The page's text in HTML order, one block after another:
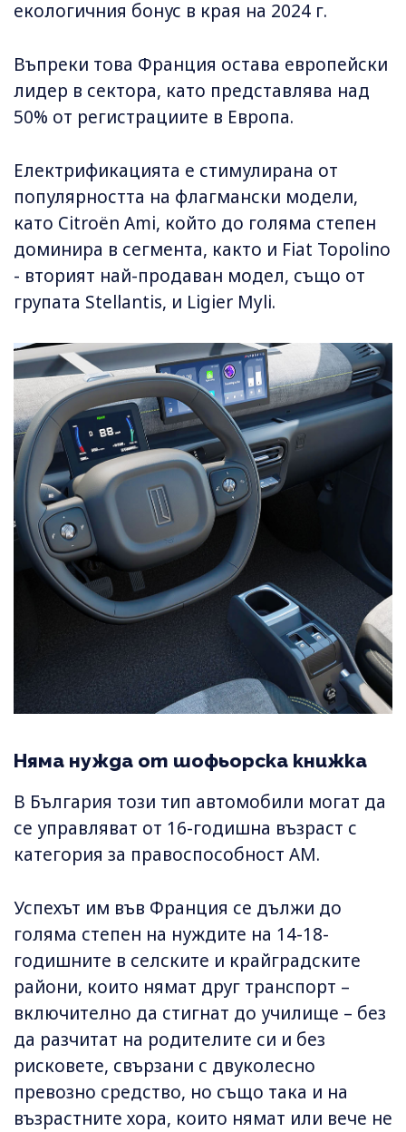
екологичния бонус в края на 2024 г.
Въпреки това Франция остава европейски
лидер в сектора, като представлява над
50% от регистрациите в Европа.
Електрификацията е стимулирана от
популярността на флагмански модели,
като Citroën Ami, който до голяма степен
доминира в сегмента, както и Fiat Topolino
- вторият най-продаван модел, също от
групата Stellantis, и Ligier Myli.
Няма нужда от шофьорска книжка
В България този тип автомобили могат да
се управляват от 16-годишна възраст с
категория за правоспособност AM.
Успехът им във Франция се дължи до
голяма степен на нуждите на 14-18-
годишните в селските и крайградските
райони, които нямат друг транспорт –
включително да стигнат до училище – без
да разчитат на родителите си и без
рисковете, свързани с двуколесно
превозно средство, но също така и на
възрастните хора, които нямат или вече не